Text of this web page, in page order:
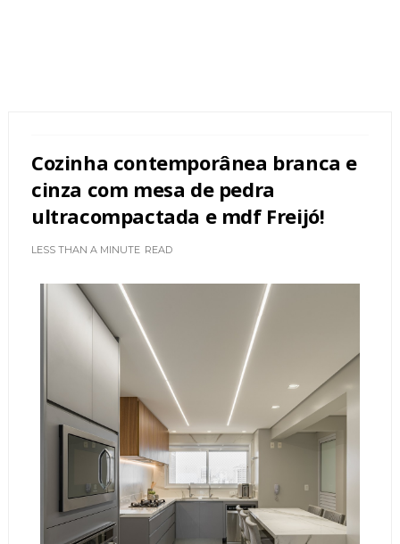
Cozinha contemporânea branca e
cinza com mesa de pedra
ultracompactada e mdf Freijó!
LESS THAN A MINUTE READ